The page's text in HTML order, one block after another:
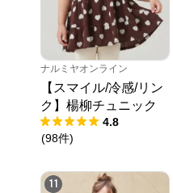
ナルミヤオンライン
【スマイル/冷感/リン
ク】楊柳チュニック
4.8
(98件)
11